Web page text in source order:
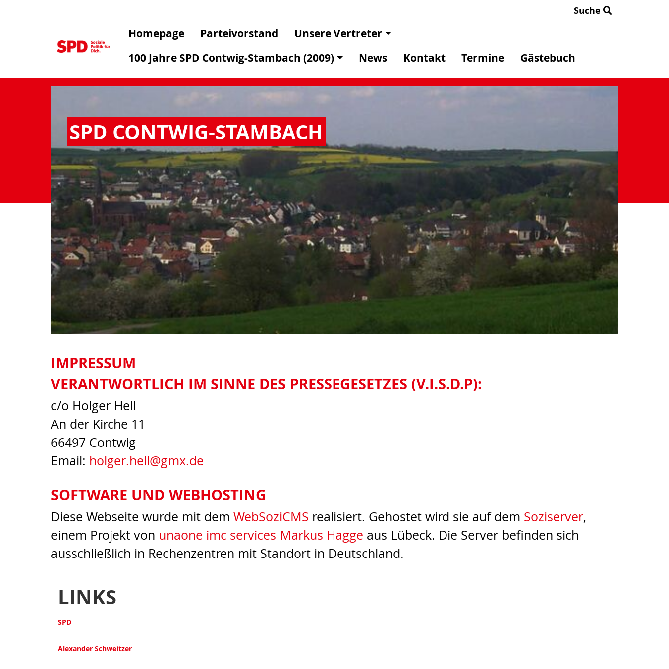
Suche
Homepage Parteivorstand
Unsere Vertreter
100 Jahre SPD Contwig-Stambach (2009)
News Kontakt Termine Gästebuch
SPD CONTWIG-STAMBACH
IMPRESSUM
VERANTWORTLICH IM SINNE DES PRESSEGESETZES (V.I.S.D.P):
c/o Holger Hell
An der Kirche 11
66497 Contwig
Email: holger.hell@gmx.de
SOFTWARE UND WEBHOSTING
Diese Webseite wurde mit dem WebSoziCMS realisiert. Gehostet wird sie auf dem Soziserver,
einem Projekt von unaone imc services Markus Hagge aus Lübeck. Die Server befinden sich
ausschließlich in Rechenzentren mit Standort in Deutschland.
LINKS
SPD
Alexander Schweitzer